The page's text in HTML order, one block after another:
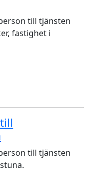
person till tjänsten
fastighet i
person till tjänsten